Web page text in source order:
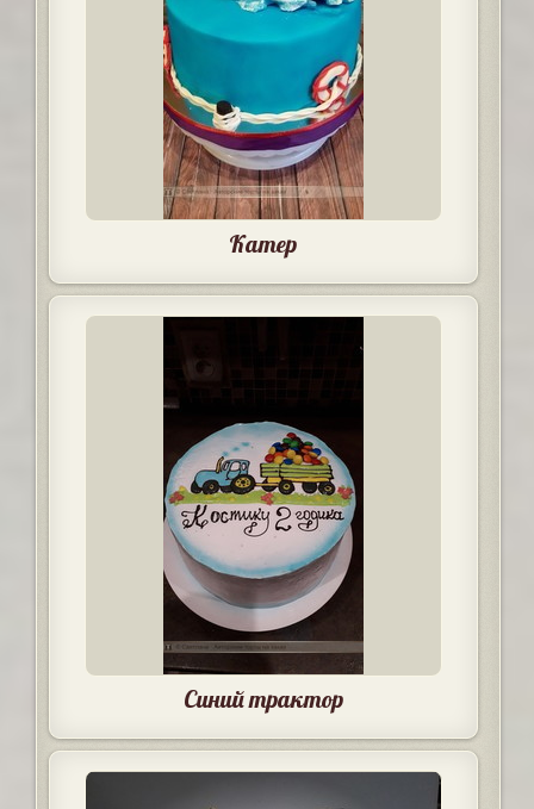
Катер
Синий трактор